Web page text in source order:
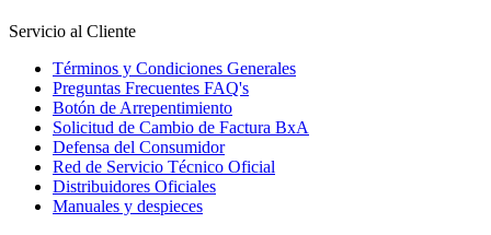
Servicio al Cliente
Términos y Condiciones Generales
Preguntas Frecuentes FAQ's
Botón de Arrepentimiento
Solicitud de Cambio de Factura BxA
Defensa del Consumidor
Red de Servicio Técnico Oficial
Distribuidores Oficiales
Manuales y despieces